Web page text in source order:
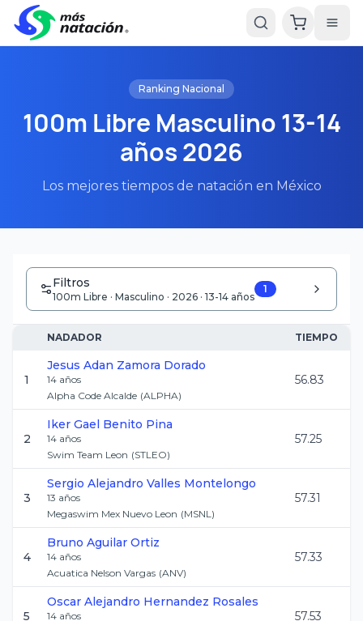
Ranking Nacional
100m Libre Masculino 13-14
años 2026
Los mejores tiempos de natación en México
Filtros
100m Libre · Masculino · 2026 · 13-14 años
1
NADADOR TIEMPO
1
Jesus Adan Zamora Dorado
14 años
Alpha Code Alcalde (ALPHA)
56.83
2
Iker Gael Benito Pina
14 años
Swim Team Leon (STLEO)
57.25
3
Sergio Alejandro Valles Montelongo
13 años
Megaswim Mex Nuevo Leon (MSNL)
57.31
4
Bruno Aguilar Ortiz
14 años
Acuatica Nelson Vargas (ANV)
57.33
5
Oscar Alejandro Hernandez Rosales
14 años
57.53